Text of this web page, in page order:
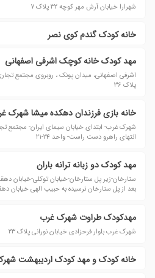
شهرارا خیابان آرش مهر کوچه ۳۲ پلاک ۷
خانه کودک گندم کوی نصر
مهد کودک خانه کوچک اشرفی اصفهانی
اشرفی اصفهانی، میدان پونک ، روبروی مجتمع
پلاک ۳۶
خانه بازی فرزندان دهکده میشا شهرک
شهرک غرب- ابتدای خیابان سیمای ایران- مجتمع
انتهای راهرو دست راست- واحد ۲۴-۲۱
مهد کودک دو زبانه ترانه باران
بعد از پل ستارخان نرسیده به حبیب الهی خیابان
مهدکودک طراوت شهرک غرب
شهرک غرب بلوار فرحزادی خیابان نورانی پلاک ۲۳
خانه کودک و مهد کودک اردیبهشت